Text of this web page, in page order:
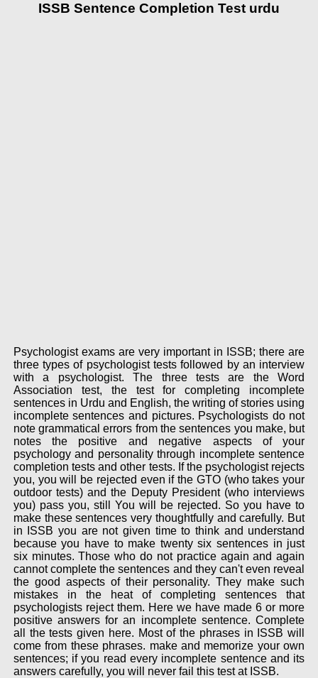
ISSB Sentence Completion Test urdu
Psychologist exams are very important in ISSB; there are
three types of psychologist tests followed by an interview
with a psychologist. The three tests are the Word
Association test, the test for completing incomplete
sentences in Urdu and English, the writing of stories using
incomplete sentences and pictures. Psychologists do not
note grammatical errors from the sentences you make, but
notes the positive and negative aspects of your
psychology and personality through incomplete sentence
completion tests and other tests. If the psychologist rejects
you, you will be rejected even if the GTO (who takes your
outdoor tests) and the Deputy President (who interviews
you) pass you, still You will be rejected. So you have to
make these sentences very thoughtfully and carefully. But
in ISSB you are not given time to think and understand
because you have to make twenty six sentences in just
six minutes. Those who do not practice again and again
cannot complete the sentences and they can't even reveal
the good aspects of their personality. They make such
mistakes in the heat of completing sentences that
psychologists reject them. Here we have made 6 or more
positive answers for an incomplete sentence. Complete
all the tests given here. Most of the phrases in ISSB will
come from these phrases. make and memorize your own
sentences; if you read every incomplete sentence and its
answers carefully, you will never fail this test at ISSB.